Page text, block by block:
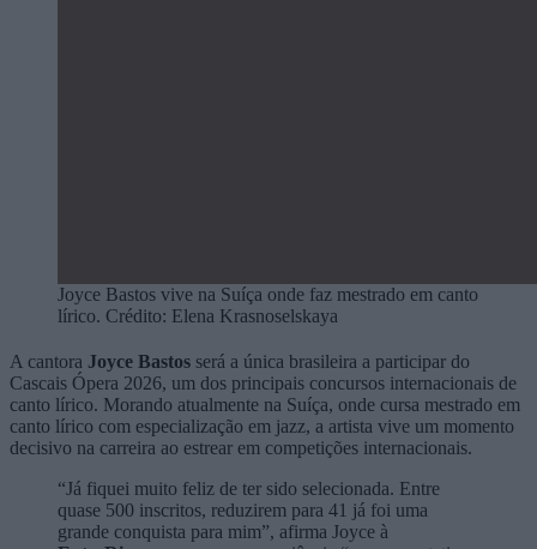
Joyce Bastos vive na Suíça onde faz mestrado em canto
lírico. Crédito: Elena Krasnoselskaya
A cantora Joyce Bastos será a única brasileira a participar do
Cascais Ópera 2026, um dos principais concursos internacionais de
canto lírico. Morando atualmente na Suíça, onde cursa mestrado em
canto lírico com especialização em jazz, a artista vive um momento
decisivo na carreira ao estrear em competições internacionais.
“Já fiquei muito feliz de ter sido selecionada. Entre
quase 500 inscritos, reduzirem para 41 já foi uma
grande conquista para mim”, afirma Joyce à